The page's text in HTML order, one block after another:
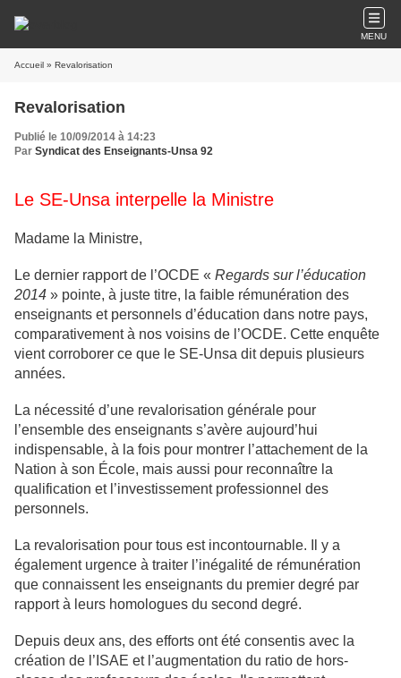
MENU
Accueil » Revalorisation
Revalorisation
Publié le 10/09/2014 à 14:23
Par Syndicat des Enseignants-Unsa 92
Le SE-Unsa interpelle la Ministre
Madame la Ministre,
Le dernier rapport de l’OCDE « Regards sur l’éducation
2014 » pointe, à juste titre, la faible rémunération des
enseignants et personnels d’éducation dans notre pays,
comparativement à nos voisins de l’OCDE. Cette enquête
vient corroborer ce que le SE-Unsa dit depuis plusieurs
années.
La nécessité d’une revalorisation générale pour
l’ensemble des enseignants s’avère aujourd’hui
indispensable, à la fois pour montrer l’attachement de la
Nation à son École, mais aussi pour reconnaître la
qualification et l’investissement professionnel des
personnels.
La revalorisation pour tous est incontournable. Il y a
également urgence à traiter l’inégalité de rémunération
que connaissent les enseignants du premier degré par
rapport à leurs homologues du second degré.
Depuis deux ans, des efforts ont été consentis avec la
création de l’ISAE et l’augmentation du ratio de hors-